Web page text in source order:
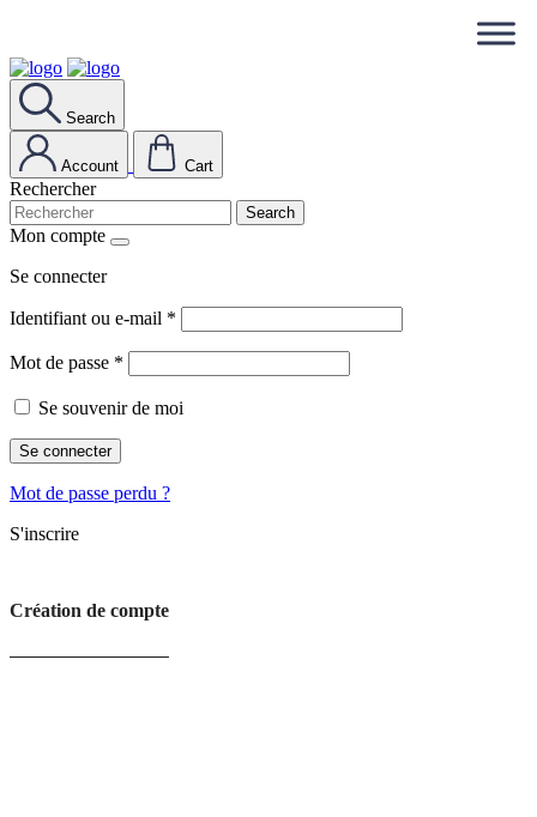
Search
Account Cart
Rechercher
Search
Mon compte
Se connecter
Identifiant ou e-mail *
Mot de passe *
Se souvenir de moi
Se connecter
Mot de passe perdu ?
S'inscrire
Création de compte